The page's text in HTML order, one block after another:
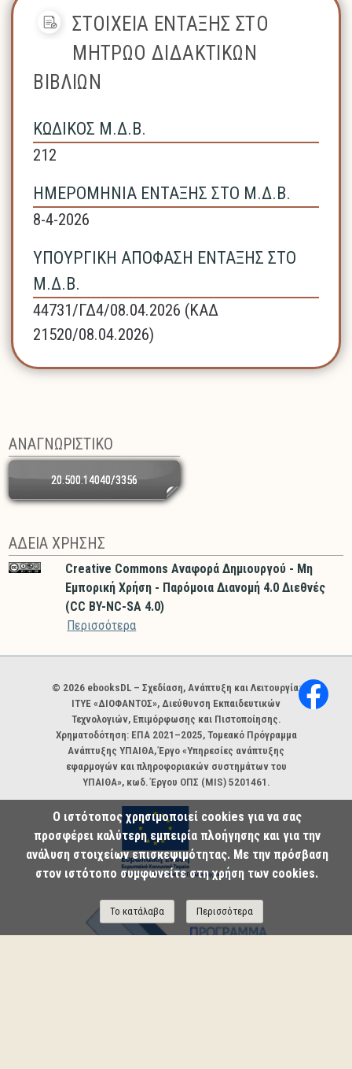
ΣΤΟΙΧΕΙΑ ΕΝΤΑΞΗΣ ΣΤΟ
ΜΗΤΡΩΟ ΔΙΔΑΚΤΙΚΩΝ
ΒΙΒΛΙΩΝ
ΚΩΔΙΚΟΣ Μ.Δ.Β.
212
ΗΜΕΡΟΜΗΝΙΑ ΕΝΤΑΞΗΣ ΣΤΟ Μ.Δ.Β.
8-4-2026
ΥΠΟΥΡΓΙΚΗ ΑΠΟΦΑΣΗ ΕΝΤΑΞΗΣ ΣΤΟ
Μ.Δ.Β.
44731/ΓΔ4/08.04.2026 (ΚΑΔ
21520/08.04.2026)
ΑΝΑΓΝΩΡΙΣΤΙΚΟ
20.500.14040/3356
ΑΔΕΙΑ ΧΡΗΣΗΣ
Creative Commons Αναφορά Δημιουργού - Μη
Εμπορική Χρήση - Παρόμοια Διανομή 4.0 Διεθνές
(CC BY-NC-SA 4.0)
Περισσότερα
Χορηγοί και φορείς
© 2026 ebooksDL – Σχεδίαση, Ανάπτυξη και Λειτουργία:
ΙΤΥΕ «ΔΙΟΦΑΝΤΟΣ», Διεύθυνση Εκπαιδευτικών
Τεχνολογιών, Επιμόρφωσης και Πιστοποίησης.
Χρηματοδότηση: ΕΠΑ 2021–2025, Τομεακό Πρόγραμμα
Ανάπτυξης ΥΠΑΙΘΑ, Έργο «Υπηρεσίες ανάπτυξης
εφαρμογών και πληροφοριακών συστημάτων του
ΥΠΑΙΘΑ», κωδ. Έργου ΟΠΣ (MIS) 5201461.
Ο ιστότοπος χρησιμοποιεί cookies για να σας
προσφέρει καλύτερη εμπειρία πλοήγησης και για την
ανάλυση στοιχείων επισκεψιμότητας. Με την πρόσβαση
στον ιστότοπο συμφωνείτε στη χρήση των cookies.
Το κατάλαβα Περισσότερα